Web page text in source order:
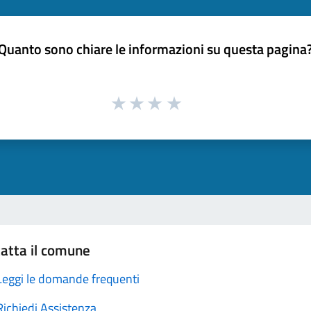
sono chiare le informazioni su questa
il comune
le domande frequenti